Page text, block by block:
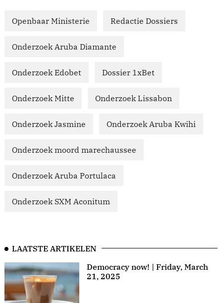
Openbaar Ministerie Redactie Dossiers
Onderzoek Aruba Diamante
Onderzoek Edobet Dossier 1xBet
Onderzoek Mitte Onderzoek Lissabon
Onderzoek Jasmine Onderzoek Aruba Kwihi
Onderzoek moord marechaussee
Onderzoek Aruba Portulaca
Onderzoek SXM Aconitum
LAATSTE ARTIKELEN
Democracy now! | Friday, March
21, 2025